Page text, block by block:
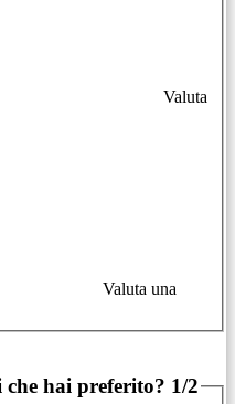
Valuta
Valuta una
che hai preferito? 1/2